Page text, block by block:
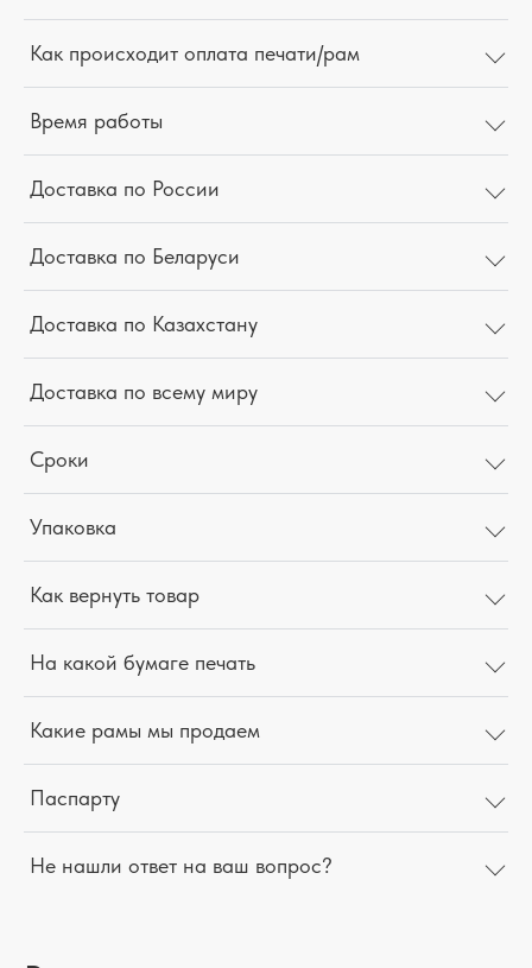
Как происходит оплата печати/рам
Время работы
Доставка по России
Доставка по Беларуси
Доставка по Казахстану
Доставка по всему миру
Сроки
Упаковка
Как вернуть товар
На какой бумаге печать
Какие рамы мы продаем
Паспарту
Не нашли ответ на ваш вопрос?